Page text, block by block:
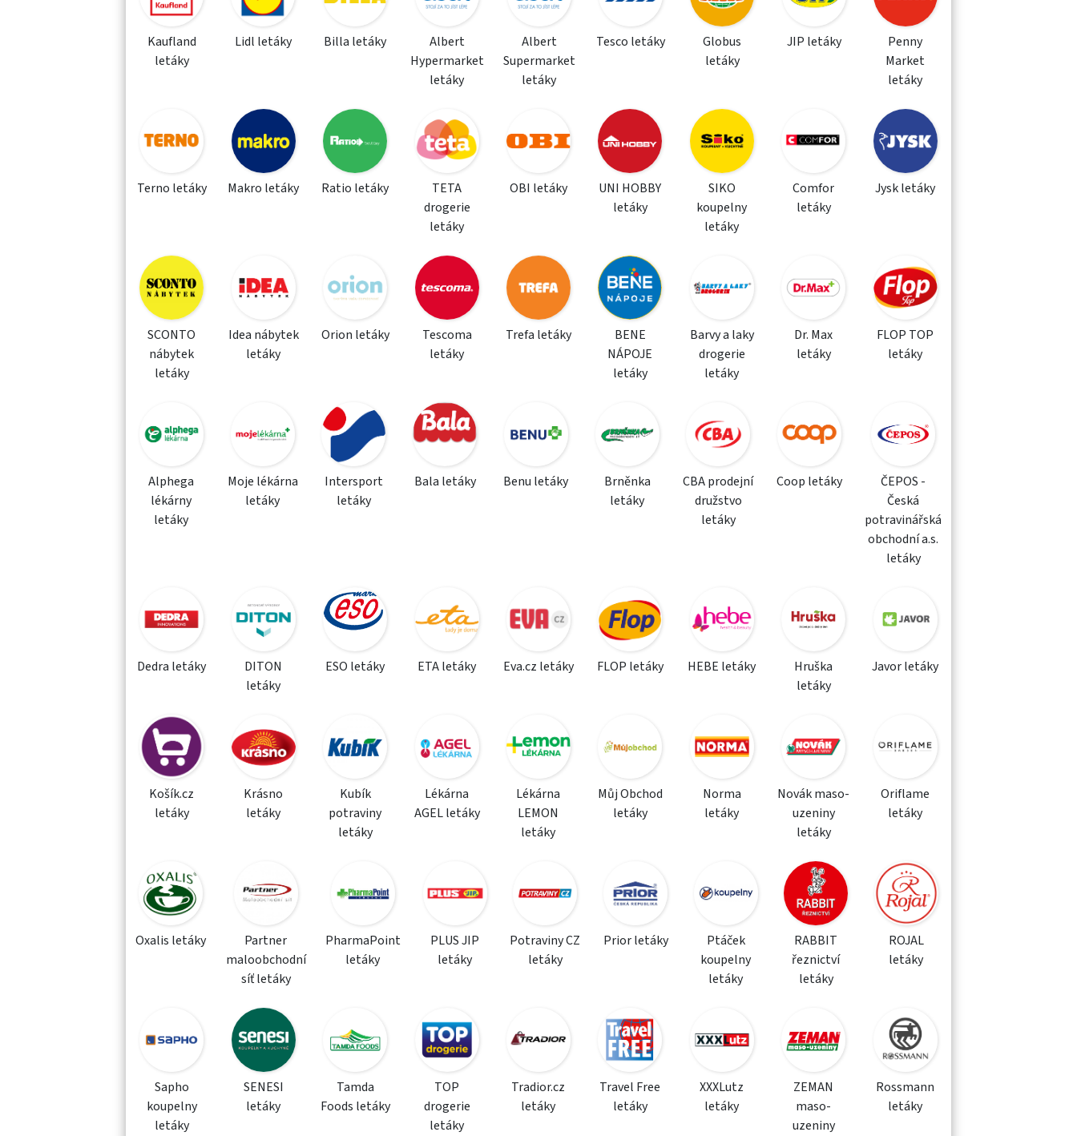
Kaufland
letáky
Lidl letáky Billa letáky
Albert
Hypermarket
letáky
Albert
Supermarket
letáky
Tesco letáky
Globus
letáky
JIP letáky
Penny
Market
letáky
Terno letáky Makro letáky Ratio letáky
TETA
drogerie
letáky
OBI letáky
UNI HOBBY
letáky
SIKO
koupelny
letáky
Comfor
letáky
Jysk letáky
SCONTO
nábytek
letáky
Idea nábytek
letáky
Orion letáky
Tescoma
letáky
Trefa letáky
BENE
NÁPOJE
letáky
Barvy a laky
drogerie
letáky
Dr. Max
letáky
FLOP TOP
letáky
Alphega
lékárny
letáky
Moje lékárna
letáky
Intersport
letáky
Bala letáky Benu letáky
Brněnka
letáky
CBA prodejní
družstvo
letáky
Coop letáky
ČEPOS -
Česká
potravinářská
obchodní a.s.
letáky
Dedra letáky
DITON
letáky
ESO letáky ETA letáky Eva.cz letáky FLOP letáky HEBE letáky
Hruška
letáky
Javor letáky
Košík.cz
letáky
Krásno
letáky
Kubík
potraviny
letáky
Lékárna
AGEL letáky
Lékárna
LEMON
letáky
Můj Obchod
letáky
Norma
letáky
Novák maso-
uzeniny
letáky
Oriflame
letáky
Oxalis letáky
Partner
maloobchodní
síť letáky
PharmaPoint
letáky
PLUS JIP
letáky
Potraviny CZ
letáky
Prior letáky
Ptáček
koupelny
letáky
RABBIT
řeznictví
letáky
ROJAL
letáky
Sapho
koupelny
letáky
SENESI
letáky
Tamda
Foods letáky
TOP
drogerie
letáky
Tradior.cz
letáky
Travel Free
letáky
XXXLutz
letáky
ZEMAN
maso-
uzeniny
Rossmann
letáky